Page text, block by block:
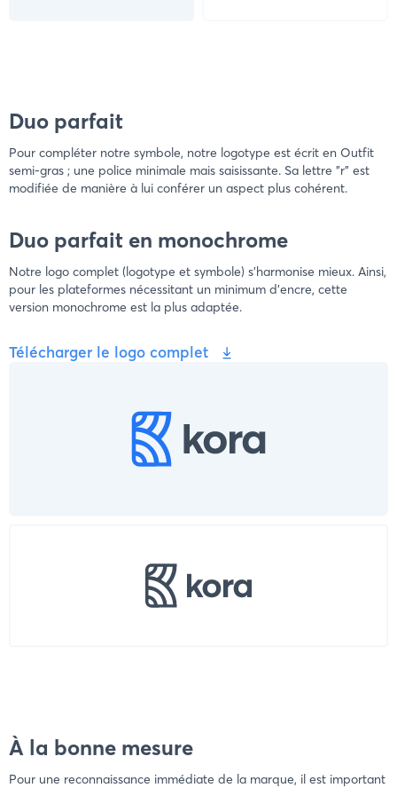
Duo parfait
Pour compléter notre symbole, notre logotype est écrit en Outfit
semi-gras ; une police minimale mais saisissante. Sa lettre "r" est
modifiée de manière à lui conférer un aspect plus cohérent.
Duo parfait en monochrome
Notre logo complet (logotype et symbole) s'harmonise mieux. Ainsi,
pour les plateformes nécessitant un minimum d'encre, cette
version monochrome est la plus adaptée.
Télécharger le logo complet
À la bonne mesure
Pour une reconnaissance immédiate de la marque, il est important